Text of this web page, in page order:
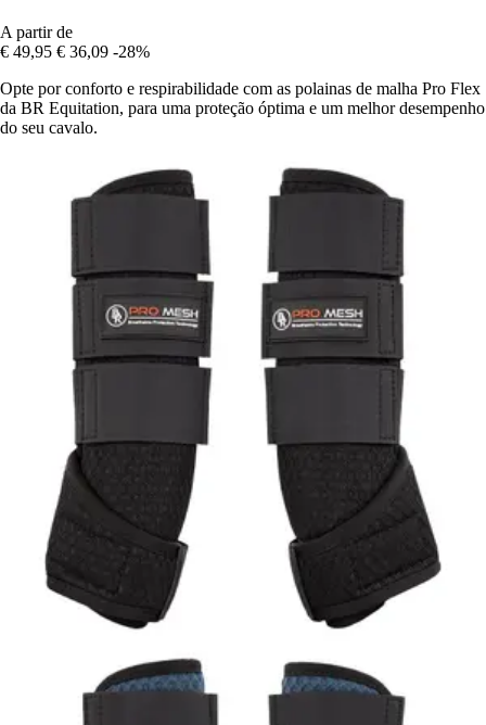
A partir de
€ 49,95 € 36,09 -28%
Opte por conforto e respirabilidade com as polainas de malha Pro Flex
da BR Equitation, para uma proteção óptima e um melhor desempenho
do seu cavalo.